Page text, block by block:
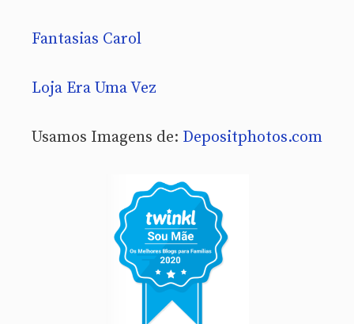
Fantasias Carol
Loja Era Uma Vez
Usamos Imagens de: Depositphotos.com